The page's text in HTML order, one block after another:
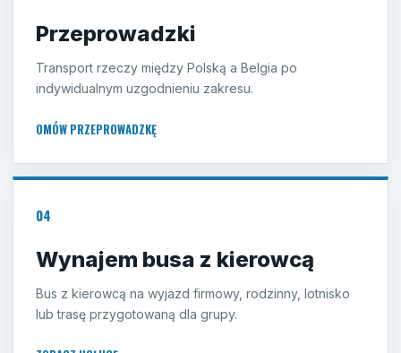
Przeprowadzki
Transport rzeczy między Polską a Belgia po
indywidualnym uzgodnieniu zakresu.
OMÓW PRZEPROWADZKĘ
04
Wynajem busa z kierowcą
Bus z kierowcą na wyjazd firmowy, rodzinny, lotnisko
lub trasę przygotowaną dla grupy.